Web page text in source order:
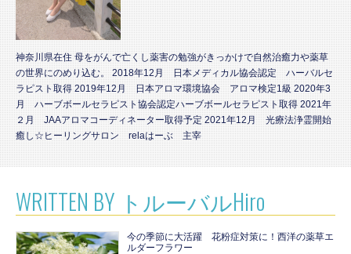
神奈川県在住 母をがんで亡くし薬害の勉強がきっかけで自然治癒力や薬草
の世界にのめり込む。 2018年12月 日本メディカル協会認定 ハーバルセ
ラピスト取得 2019年12月 日本アロマ環境協会 アロマ検定1級 2020年3
月 ハーブボールセラピスト協会認定ハーブボールセラピスト取得 2021年
２月 JAAアロマコーディネーター取得予定 2021年12月 光療法浄霊開始
癒し☆ヒーリングサロン relaはーぶ 主宰
WRITTEN BY トルーバルHiro
今の季節に大活躍 花粉症対策に！西洋の薬草エ
ルダーフラワー